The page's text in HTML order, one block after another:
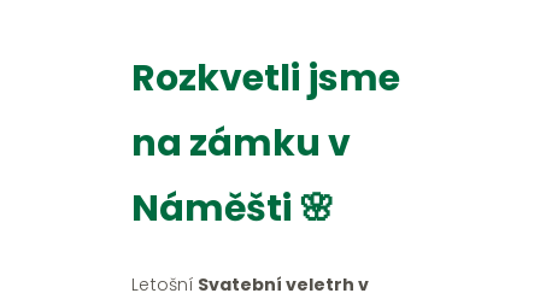
Rozkvetli jsme
na zámku v
Náměšti 🌸
Letošní Svatební veletrh v